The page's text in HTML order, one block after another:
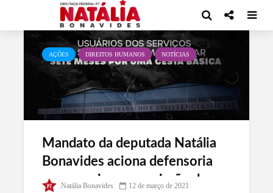
Tag - Direito à alimentação
AÇÕES DIREITOS HUMANOS NOTÍCIAS
Mandato da deputada Natália
Bonavides aciona defensoria
para averiguar a omissão da
Natália Bonavides 12 de março de 2021